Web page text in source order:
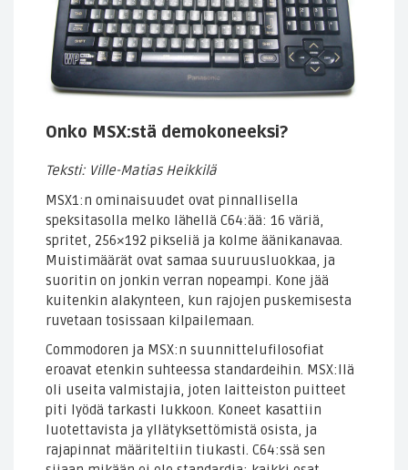
Onko MSX:stä demokoneeksi?
Teksti: Ville-Matias Heikkilä
MSX1:n ominaisuudet ovat pinnallisella
speksitasolla melko lähellä C64:ää: 16 väriä,
spritet, 256×192 pikseliä ja kolme äänikanavaa.
Muistimäärät ovat samaa suuruusluokkaa, ja
suoritin on jonkin verran nopeampi. Kone jää
kuitenkin alakynteen, kun rajojen puskemisesta
ruvetaan tosissaan kilpailemaan.
Commodoren ja MSX:n suunnittelufilosofiat
eroavat etenkin suhteessa standardeihin. MSX:llä
oli useita valmistajia, joten laitteiston puitteet
piti lyödä tarkasti lukkoon. Koneet kasattiin
luotettavista ja yllätyksettömistä osista, ja
rajapinnat määriteltiin tiukasti. C64:ssä sen